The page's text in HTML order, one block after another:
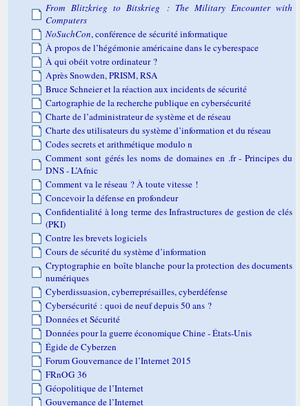
From Blitzkrieg to Bitskrieg : The Military Encounter with
Computers
NoSuchCon, conférence de sécurité informatique
À propos de l’hégémonie américaine dans le cyberespace
À qui obéit votre ordinateur ?
Après Snowden, PRISM, RSA
Bruce Schneier et la réaction aux incidents de sécurité
Cartographie de la recherche publique en cybersécurité
Charte de l’administrateur de système et de réseau
Charte des utilisateurs du système d’information et du réseau
Codes secrets et arithmétique modulo n
Comment sont gérés les noms de domaines en .fr - Principes du
DNS - L’Afnic
Comment va le réseau ? À toute vitesse !
Concevoir la défense en profondeur
Confidentialité à long terme des Infrastructures de gestion de clés
(PKI)
Contre les brevets logiciels
Cours de sécurité du système d’information
Cryptographie en boîte blanche pour la protection des documents
numériques
Cyberdissuasion, cyberreprésailles, cyberdéfense
Cybersécurité : quoi de neuf depuis 50 ans ?
Données et Sécurité
Données pour la guerre économique Chine - États-Unis
Égide de Cyberzen
Forum Gouvernance de l’Internet 2015
FRnOG 36
Géopolitique de l’Internet
Gouvernance de l’Internet